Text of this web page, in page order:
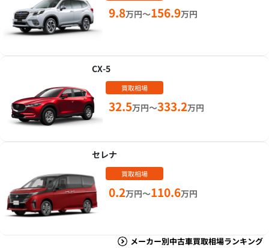
9.8万円～156.9万円
CX-5
買取相場
32.5万円～333.2万円
セレナ
買取相場
0.2万円～110.6万円
メーカー別中古車買取相場ランキング